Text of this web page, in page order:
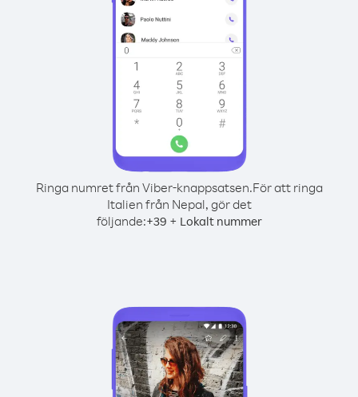
Ringa numret från Viber-knappsatsen.För att ringa
Italien från Nepal, gör det
följande:+39 + Lokalt nummer